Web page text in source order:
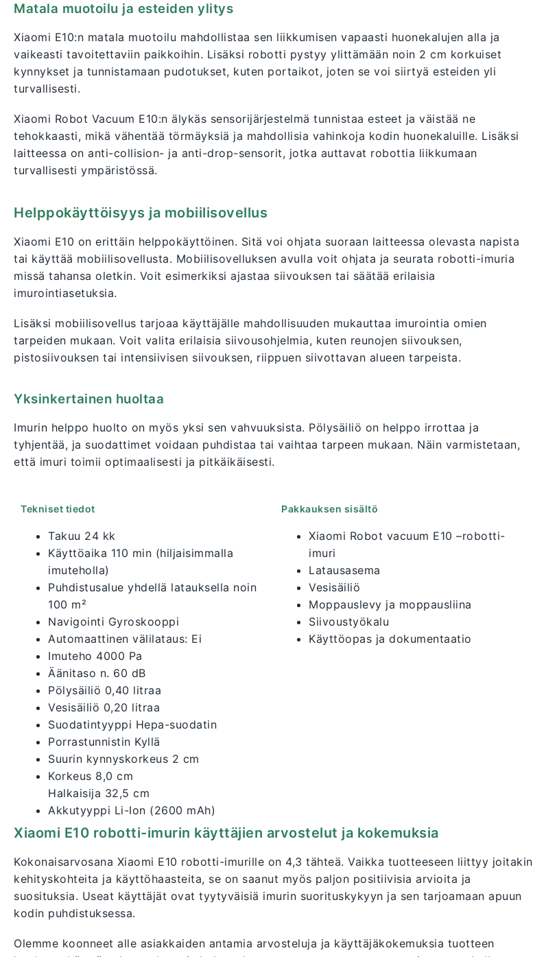
Matala muotoilu ja esteiden ylitys
Xiaomi E10:n matala muotoilu mahdollistaa sen liikkumisen vapaasti huonekalujen alla ja
vaikeasti tavoitettaviin paikkoihin. Lisäksi robotti pystyy ylittämään noin 2 cm korkuiset
kynnykset ja tunnistamaan pudotukset, kuten portaikot, joten se voi siirtyä esteiden yli
turvallisesti.
Xiaomi Robot Vacuum E10:n älykäs sensorijärjestelmä tunnistaa esteet ja väistää ne
tehokkaasti, mikä vähentää törmäyksiä ja mahdollisia vahinkoja kodin huonekaluille. Lisäksi
laitteessa on anti-collision- ja anti-drop-sensorit, jotka auttavat robottia liikkumaan
turvallisesti ympäristössä.
Helppokäyttöisyys ja mobiilisovellus
Xiaomi E10 on erittäin helppokäyttöinen. Sitä voi ohjata suoraan laitteessa olevasta napista
tai käyttää mobiilisovellusta. Mobiilisovelluksen avulla voit ohjata ja seurata robotti-imuria
missä tahansa oletkin. Voit esimerkiksi ajastaa siivouksen tai säätää erilaisia
imurointiasetuksia.
Lisäksi mobiilisovellus tarjoaa käyttäjälle mahdollisuuden mukauttaa imurointia omien
tarpeiden mukaan. Voit valita erilaisia siivousohjelmia, kuten reunojen siivouksen,
pistosiivouksen tai intensiivisen siivouksen, riippuen siivottavan alueen tarpeista.
Yksinkertainen huoltaa
Imurin helppo huolto on myös yksi sen vahvuuksista. Pölysäiliö on helppo irrottaa ja
tyhjentää, ja suodattimet voidaan puhdistaa tai vaihtaa tarpeen mukaan. Näin varmistetaan,
että imuri toimii optimaalisesti ja pitkäikäisesti.
Tekniset tiedot
Takuu 24 kk
Käyttöaika 110 min (hiljaisimmalla
imuteholla)
Puhdistusalue yhdellä latauksella noin
100 m²
Navigointi Gyroskooppi
Automaattinen välilataus: Ei
Imuteho 4000 Pa
Äänitaso n. 60 dB
Pölysäiliö 0,40 litraa
Vesisäiliö 0,20 litraa
Suodatintyyppi Hepa-suodatin
Porrastunnistin Kyllä
Suurin kynnyskorkeus 2 cm
Korkeus 8,0 cm
Halkaisija 32,5 cm
Akkutyyppi Li-Ion (2600 mAh)
Pakkauksen sisältö
Xiaomi Robot vacuum E10 –robotti-
imuri
Latausasema
Vesisäiliö
Moppauslevy ja moppausliina
Siivoustyökalu
Käyttöopas ja dokumentaatio
Xiaomi E10 robotti-imurin käyttäjien arvostelut ja kokemuksia
Kokonaisarvosana Xiaomi E10 robotti-imurille on 4,3 tähteä. Vaikka tuotteeseen liittyy joitakin
kehityskohteita ja käyttöhaasteita, se on saanut myös paljon positiivisia arvioita ja
suosituksia. Useat käyttäjät ovat tyytyväisiä imurin suorituskykyyn ja sen tarjoamaan apuun
kodin puhdistuksessa.
Olemme koonneet alle asiakkaiden antamia arvosteluja ja käyttäjäkokemuksia tuotteen